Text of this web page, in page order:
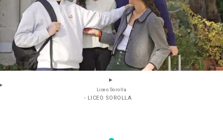
Liceo Sorolla
- LICEO SOROLLA